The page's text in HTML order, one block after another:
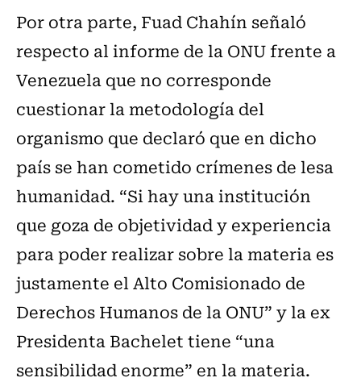
Por otra parte, Fuad Chahín señaló
respecto al informe de la ONU frente a
Venezuela que no corresponde
cuestionar la metodología del
organismo que declaró que en dicho
país se han cometido crímenes de lesa
humanidad. “Si hay una institución
que goza de objetividad y experiencia
para poder realizar sobre la materia es
justamente el Alto Comisionado de
Derechos Humanos de la ONU” y la ex
Presidenta Bachelet tiene “una
sensibilidad enorme” en la materia.